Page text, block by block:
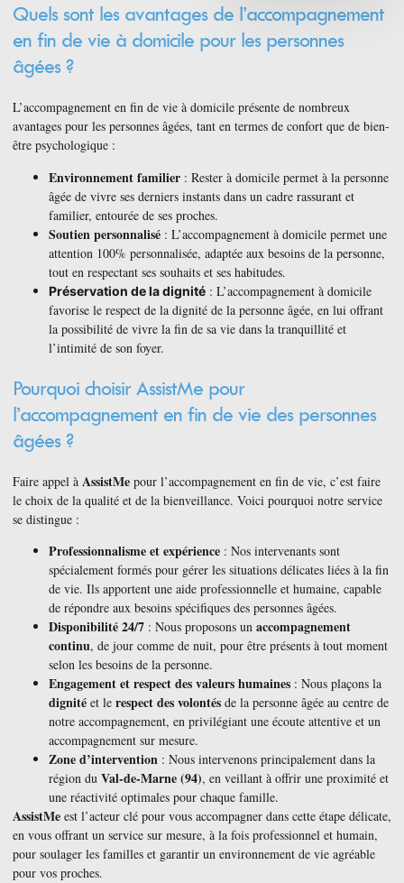
Quels sont les avantages de l’accompagnement
en fin de vie à domicile pour les personnes
âgées ?
L’accompagnement en fin de vie à domicile présente de nombreux
avantages pour les personnes âgées, tant en termes de confort que de bien-
être psychologique :
Environnement familier : Rester à domicile permet à la personne
âgée de vivre ses derniers instants dans un cadre rassurant et
familier, entourée de ses proches.
Soutien personnalisé : L’accompagnement à domicile permet une
attention 100% personnalisée, adaptée aux besoins de la personne,
tout en respectant ses souhaits et ses habitudes.
Préservation de la dignité : L’accompagnement à domicile
favorise le respect de la dignité de la personne âgée, en lui offrant
la possibilité de vivre la fin de sa vie dans la tranquillité et
l’intimité de son foyer.
Pourquoi choisir AssistMe pour
l’accompagnement en fin de vie des personnes
âgées ?
Faire appel à AssistMe pour l’accompagnement en fin de vie, c’est faire
le choix de la qualité et de la bienveillance. Voici pourquoi notre service
se distingue :
Professionnalisme et expérience : Nos intervenants sont
spécialement formés pour gérer les situations délicates liées à la fin
de vie. Ils apportent une aide professionnelle et humaine, capable
de répondre aux besoins spécifiques des personnes âgées.
Disponibilité 24/7 : Nous proposons un accompagnement
continu, de jour comme de nuit, pour être présents à tout moment
selon les besoins de la personne.
Engagement et respect des valeurs humaines : Nous plaçons la
dignité et le respect des volontés de la personne âgée au centre de
notre accompagnement, en privilégiant une écoute attentive et un
accompagnement sur mesure.
Zone d’intervention : Nous intervenons principalement dans la
région du Val-de-Marne (94), en veillant à offrir une proximité et
une réactivité optimales pour chaque famille.
AssistMe est l’acteur clé pour vous accompagner dans cette étape délicate,
en vous offrant un service sur mesure, à la fois professionnel et humain,
pour soulager les familles et garantir un environnement de vie agréable
pour vos proches.